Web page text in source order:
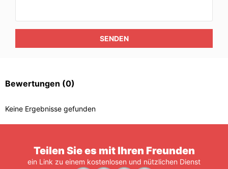
SENDEN
Bewertungen (0)
Keine Ergebnisse gefunden
Teilen Sie es mit Ihren Freunden
ein Link zu einem kostenlosen und nützlichen Dienst